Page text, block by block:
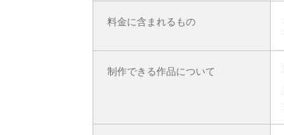
料金に含まれるもの
制作できる作品について